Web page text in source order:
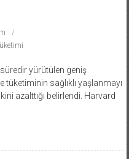
süredir yürütülen geniş
tüketiminin sağlıklı yaşlanmayı
azalttığı belirlendi. Harvard